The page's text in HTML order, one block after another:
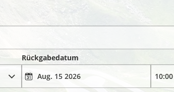
Rückgabedatum